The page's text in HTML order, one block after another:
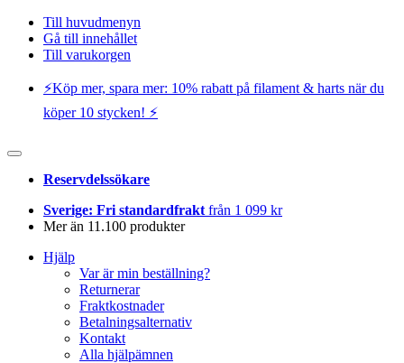
Till huvudmenyn
Gå till innehållet
Till varukorgen
⚡️Köp mer, spara mer: 10% rabatt på filament & harts när du
köper 10 stycken! ⚡️
Reservdelssökare
Sverige: Fri standardfrakt från 1 099 kr
Mer än 11.100 produkter
Hjälp
Var är min beställning?
Returnerar
Fraktkostnader
Betalningsalternativ
Kontakt
Alla hjälpämnen